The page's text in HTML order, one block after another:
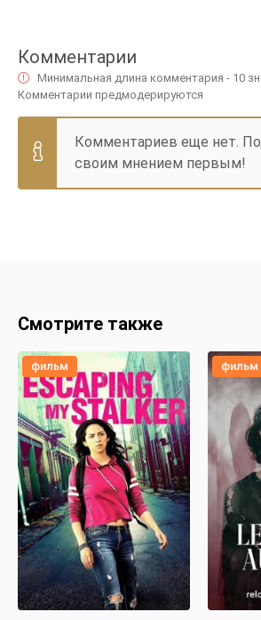
Комментарии
Минимальная длина комментария - 10
Комментарии предмодерируются
Комментариев еще нет.
своим мнением первым!
Смотрите также
фильм фильм